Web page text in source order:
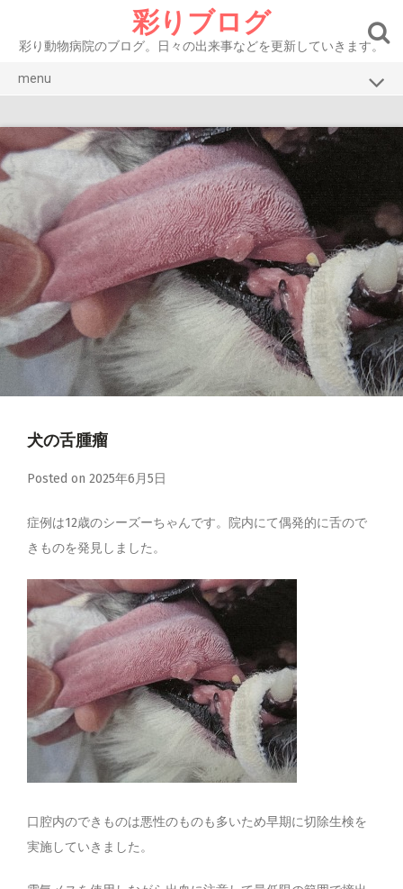
content
彩りブログ
彩り動物病院のブログ。日々の出来事などを更新していきます。
menu
彩り動物病院HP
お知らせ
症例紹介 犬
症例紹介 猫
腫瘍
眼
皮膚・耳
口腔・消化器
感染症・内分泌・全身性疾患
犬の舌腫瘤
Posted on 2025年6月5日
症例は12歳のシーズーちゃんです。院内にて偶発的に舌ので
きものを発見しました。
口腔内のできものは悪性のものも多いため早期に切除生検を
実施していきました。